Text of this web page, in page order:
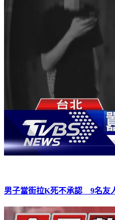
男子當街拉K死不承認 9名友